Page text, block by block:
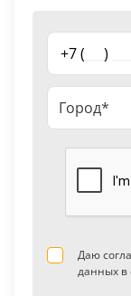
+7 ( )
Даю
данных в